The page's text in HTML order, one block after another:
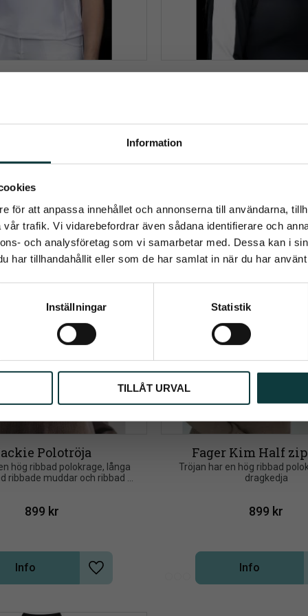
Information
för att anpassa innehållet och annonserna till användarna,
trafik. Vi vidarebefordrar även sådana identifierare och
och analysföretag som vi samarbetar med. Dessa kan i
har tillhandahållit eller som de har samlat in när du har
Inställningar Statistik
TILLÅT URVAL
829kr
Info
träning, tävling och
759kr
Polotröja
hög ribbad polokrage, långa
ribbade muddar och ribbad
899 kr
Lägg till i önskelista
Info
Fager Kim Half
Tröjan har en hög ribbad
dragkedja
899 kr
Info
på Emmishopens
direkt i din inkorg
Prenumerera
behandlas i enlighet med vår